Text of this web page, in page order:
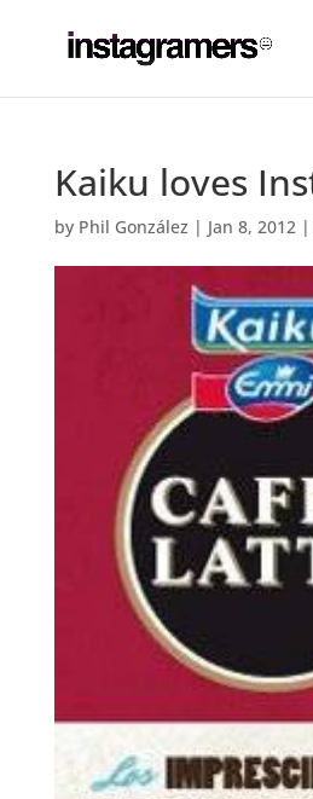
Kaiku loves
by Phil González | Jan 8, 2012|